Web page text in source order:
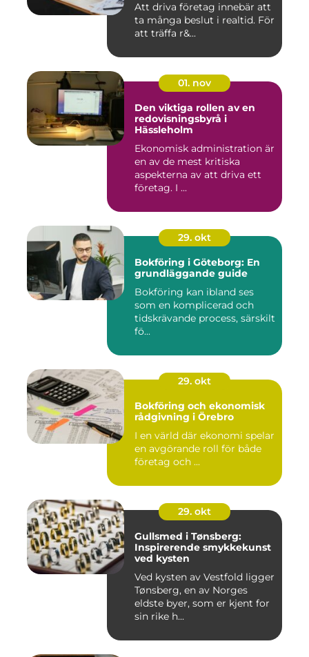
Att driva företag innebär att
ta många beslut i realtid. För
att träffa r&...
01. nov
Den viktiga rollen av en
redovisningsbyrå i
Hässleholm
Ekonomisk administration är
en av de mest kritiska
aspekterna av att driva ett
företag. I ...
29. okt
Bokföring i Göteborg: En
grundläggande guide
Bokföring kan ibland ses
som en komplicerad och
tidskrävande process, särskilt
fö...
29. okt
Bokföring och ekonomisk
rådgivning i Örebro
I en värld där ekonomi spelar
en avgörande roll för både
företag och ...
29. okt
Gullsmed i Tønsberg:
Inspirerende smykkekunst
ved kysten
Ved kysten av Vestfold ligger
Tønsberg, en av Norges
eldste byer, som er kjent for
sin rike h...